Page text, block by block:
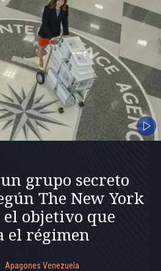
grupo secreto
The New York
el objetivo que
el régimen
Apagones Venezuela